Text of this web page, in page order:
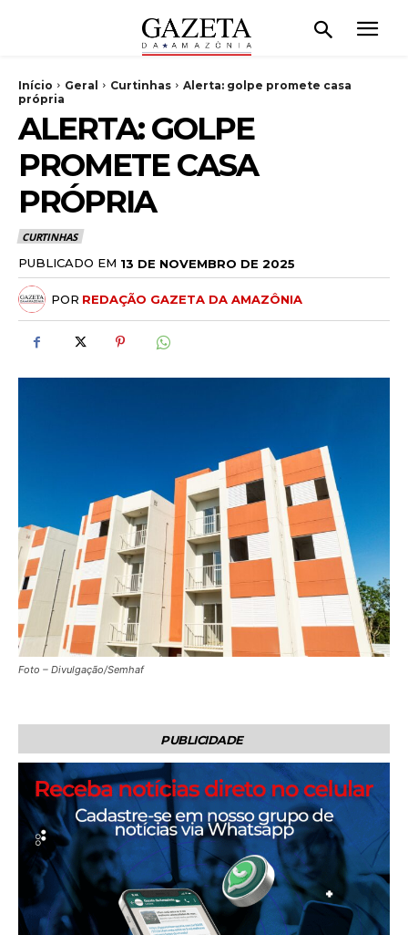
Início Geral Curtinhas
Alerta: golpe promete casa
própria
ALERTA: GOLPE
PROMETE CASA
PRÓPRIA
CURTINHAS
PUBLICADO EM 13 DE NOVEMBRO DE 2025
POR REDAÇÃO GAZETA DA AMAZÔNIA
Foto – Divulgação/Semhaf
PUBLICIDADE